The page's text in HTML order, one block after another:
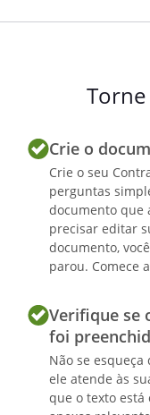
Torne
Crie o
Crie o seu
perguntas
documento que
precisar editar
documento,
parou. Comece
Verifique se
foi
Não se
ele atende às
que o texto